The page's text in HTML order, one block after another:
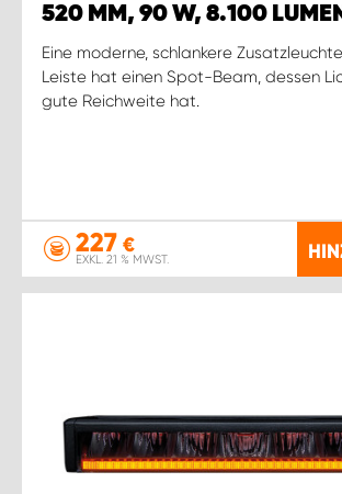
520 MM, 90 W, 8.100 LUMEN
Eine moderne, schlankere
Leiste hat einen Spot-Beam, dessen
gute Reichweite hat.
227 €
EXKL. 21 % MWST.